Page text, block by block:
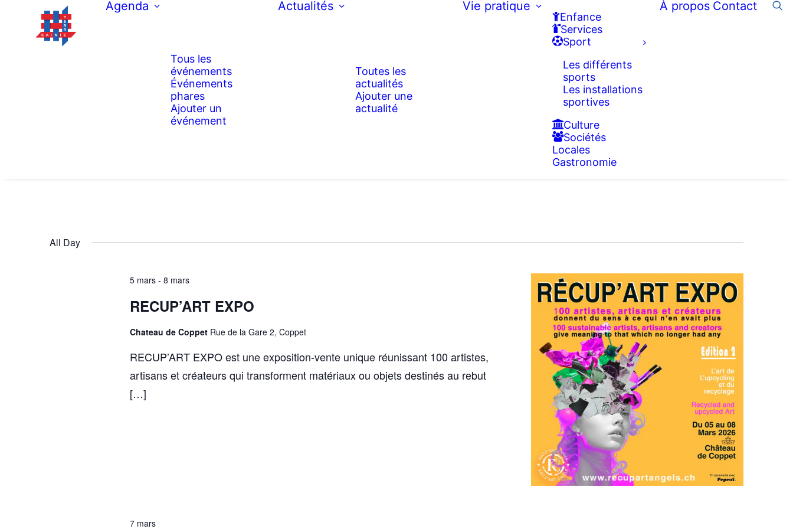
Agenda
Tous les
événements
Événements
phares
Ajouter un
événement
Actualités
Toutes les
actualités
Ajouter une
actualité
Vie pratique
Enfance
Services
Sport
Les différents
sports
Les installations
sportives
Culture
Sociétés
Locales
Gastronomie
À propos Contact
All Day
5 mars- 8 mars
RECUP’ART EXPO
Chateau de Coppet Rue de la Gare 2, Coppet
RECUP’ART EXPO est une exposition-vente unique réunissant 100 artistes,
artisans et créateurs qui transforment matériaux ou objets destinés au rebut
[…]
7 mars